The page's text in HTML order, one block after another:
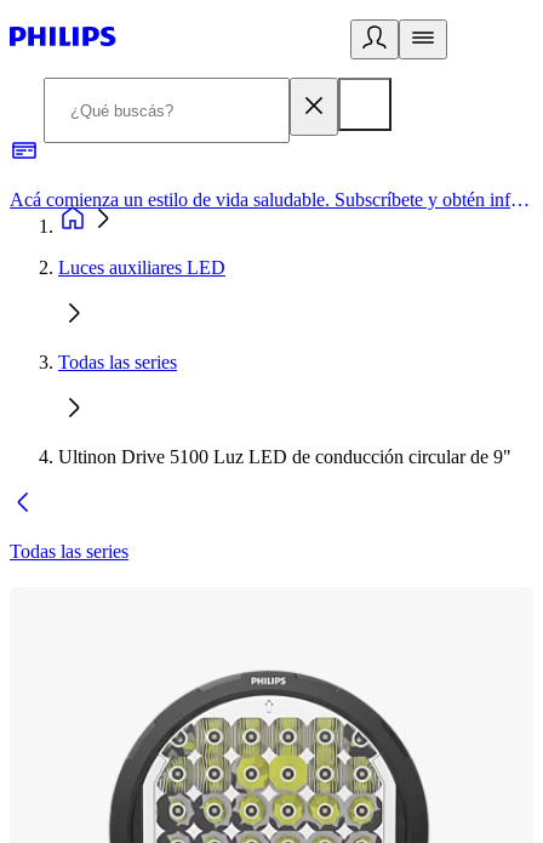
Acá comienza un estilo de vida saludable. Subscríbete y obtén información de primera mano
Luces auxiliares LED
Todas las series
Ultinon Drive 5100 Luz LED de conducción circular de 9"
Todas las series